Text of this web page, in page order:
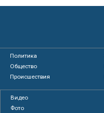
Политика
Общество
Происшествия
Видео
Фото